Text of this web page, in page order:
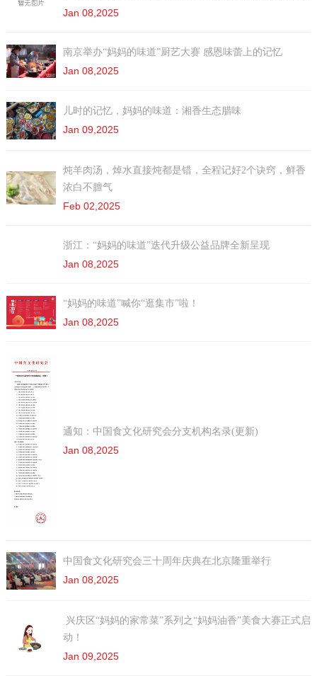
Jan 08,2025
南京举办“妈妈的味道”厨艺大赛 感恩味蕾上的记忆
Jan 08,2025
儿时的记忆，妈妈的味道：湘香生态腊味
Jan 09,2025
炖羊肉汤，焯水直接炖都是错，全程记好2个诀窍，鲜香
浓白不膻气
Feb 02,2025
浙江：“妈妈的味道”迭代升级公益品牌全新呈现
Jan 08,2025
“妈妈的味道”喊你“逛集市”啦！
Jan 08,2025
通知：中国食文化研究会分支机构名录(更新)
Jan 08,2025
中国食文化研究会三十周年庆典在北京隆重举行
Jan 08,2025
兴庆区“妈妈的家常菜”系列之“妈妈油香”美食大赛正式启
动！
Jan 09,2025